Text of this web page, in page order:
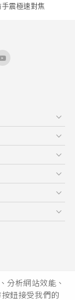
分析網站效能、
鈕接受我們的
震極速對焦‎